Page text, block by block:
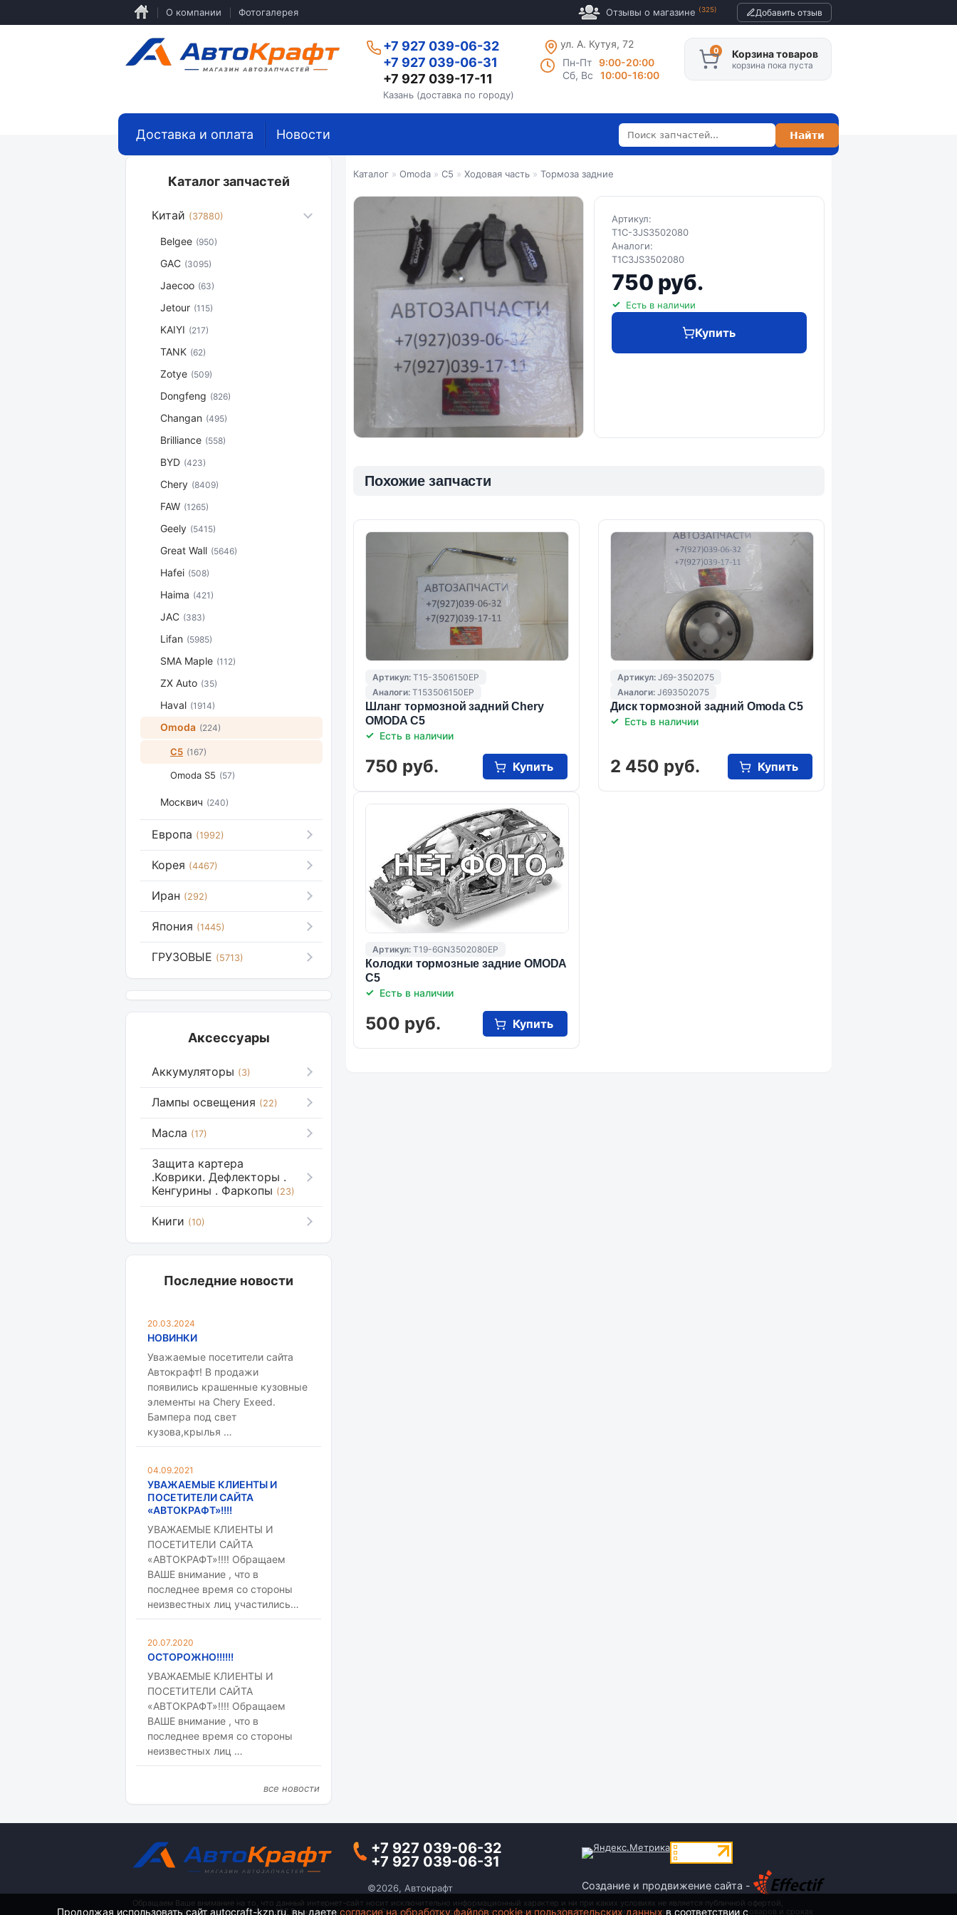
основному
О компании Фотогалерея Отзывы о магазине (325) Добавить отзыв
+7 927 039-06-32
+7 927 039-06-31
+7 927 039-17-11
Казань (доставка по городу)
ул. А. Кутуя, 72
Пн-Пт
9:00-20:00
Сб, Вс
10:00-16:00
Корзина товаров
корзина пока пуста
Каталог » Omoda » C5 » Ходовая часть » Тормоза задние
Артикул:
T1C-3JS3502080
Аналоги:
T1C3JS3502080
750 руб.
Есть в наличии
Купить
Похожие запчасти
Артикул: T15-3506150EP
Аналоги: T153506150EP
Шланг тормозной задний Chery
OMODA C5
Есть в наличии
750 руб. Купить
Артикул:J69-3502075
Аналоги:J693502075
Диск тормозной задний Omoda C5
Есть в наличии
2 450 руб. Купить
Артикул: T19-6GN3502080EP
Колодки тормозные задние OMODA
C5
Есть в наличии
500 руб. Купить
Доставка и оплата Новости
Каталог запчастей
Китай (37880)
Belgee (950)
GAC (3095)
Jaecoo (63)
Jetour (115)
KAIYI (217)
TANK (62)
Zotye (509)
Dongfeng (826)
Changan (495)
Brilliance (558)
BYD (423)
Chery (8409)
FAW (1265)
Geely (5415)
Great Wall (5646)
Hafei (508)
Haima (421)
JAC (383)
Lifan (5985)
SMA Maple (112)
ZX Auto (35)
Haval (1914)
Omoda (224)
C5 (167)
Omoda S5 (57)
Москвич (240)
Европа (1992)
Корея (4467)
Иран (292)
Япония (1445)
ГРУЗОВЫЕ (5713)
Аксессуары
Аккумуляторы (3)
Лампы освещения (22)
Масла (17)
Защита картера
.Коврики. Дефлекторы .
Кенгурины . Фаркопы (23)
Книги (10)
Последние новости
20.03.2024
НОВИНКИ
Уважаемые посетители сайта
Автокрафт! В продажи
появились крашенные кузовные
элементы на Chery Exeed.
Бампера под свет
кузова,крылья …
04.09.2021
УВАЖАЕМЫЕ КЛИЕНТЫ И
ПОСЕТИТЕЛИ САЙТА
«АВТОКРАФТ»!!!!
УВАЖАЕМЫЕ КЛИЕНТЫ И
ПОСЕТИТЕЛИ САЙТА
«АВТОКРАФТ»!!!! Обращаем
ВАШЕ внимание , что в
последнее время со стороны
неизвестных лиц участились…
20.07.2020
ОСТОРОЖНО!!!!!!
УВАЖАЕМЫЕ КЛИЕНТЫ И
ПОСЕТИТЕЛИ САЙТА
«АВТОКРАФТ»!!!! Обращаем
ВАШЕ внимание , что в
последнее время со стороны
неизвестных лиц …
все новости
+7 927 039-06-32
+7 927 039-06-31
©2026, Автокрафт Создание и продвижение сайта -
Обращаем Ваше внимание на то, что данный интернет-сайт носит исключительно информационный характер и ни при каких условиях не является публичной офертой,
определяемой положениями ч. 2 ст. 437 Гражданского кодекса Российской Федерации. Для получения подробной информации о стоимости, наименовании товаров и сроках
Продолжая использовать сайт autocraft-kzn.ru, вы даетесогласие на обработку файлов cookie и пользовательских данныхв соответствии с